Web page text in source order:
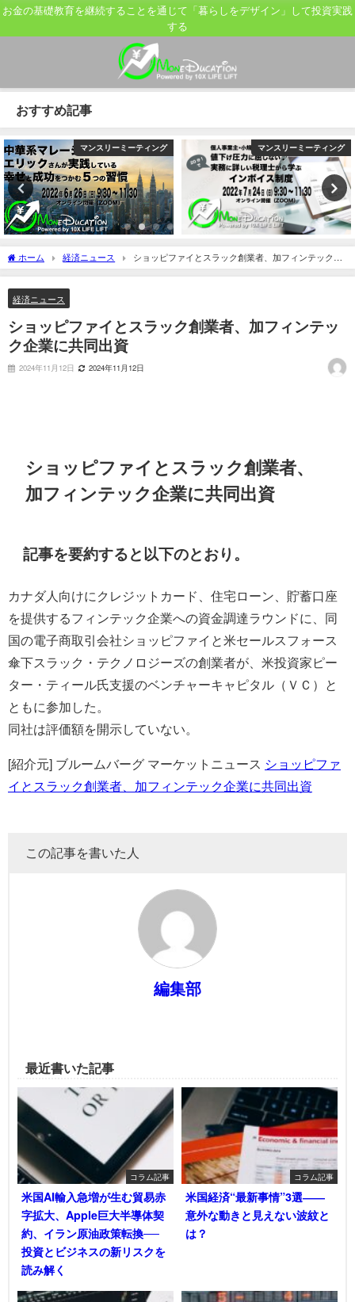
お金の基礎教育を継続することを通じて「暮らしをデザイン」して投資実践
する
おすすめ記事
マンスリーミーティング マンスリーミーティング
ホーム 経済ニュース
ショッピファイとスラック創業者、加フィンテック企
業に共同出資
経済ニュース
ショッピファイとスラック創業者、加フィンテッ
ク企業に共同出資
2024年11月12日 2024年11月12日
ショッピファイとスラック創業者、
加フィンテック企業に共同出資
記事を要約すると以下のとおり。
カナダ人向けにクレジットカード、住宅ローン、貯蓄口座
を提供するフィンテック企業への資金調達ラウンドに、同
国の電子商取引会社ショッピファイと米セールスフォース
傘下スラック・テクノロジーズの創業者が、米投資家ピー
ター・ティール氏支援のベンチャーキャピタル（ＶＣ）と
ともに参加した。
同社は評価額を開示していない。
[紹介元] ブルームバーグ マーケットニュース ショッピファ
イとスラック創業者、加フィンテック企業に共同出資
この記事を書いた人
編集部
最近書いた記事
コラム記事
米国AI輸入急増が生む貿易赤
字拡大、Apple巨大半導体契
約、イラン原油政策転換──
投資とビジネスの新リスクを
読み解く
コラム記事
米国経済“最新事情”3選――
意外な動きと見えない波紋と
は？